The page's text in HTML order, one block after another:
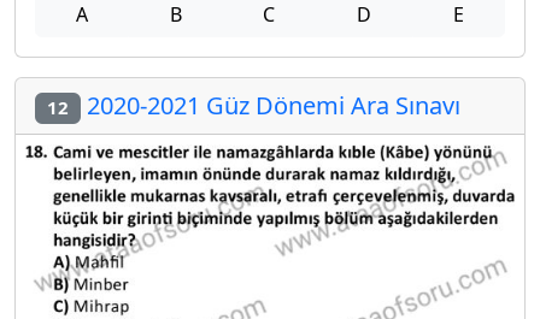
A B C D E
12 2020-2021 Güz Dönemi Ara Sınavı